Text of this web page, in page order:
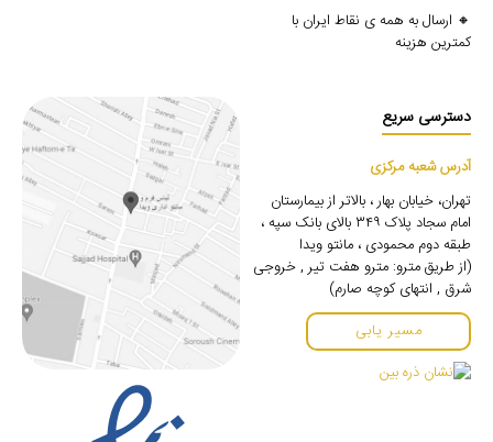
🔸 ارسال به همه ی نقاط ایران با
کمترین هزینه
دسترسی سریع
آدرس شعبه مرکزی
تهران، خیابان بهار ، بالاتر از بیمارستان
امام سجاد پلاک ۳۴۹ بالای بانک سپه ،
طبقه دوم محمودی ، مانتو ویدا
(از طریق مترو: مترو هفت تیر , خروجی
شرق , انتهای کوچه صارم)
مسیر یابی